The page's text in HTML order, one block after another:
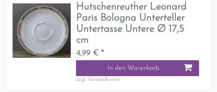
Hutschenreuther Leonard
Paris Bologna Unterteller
Untertasse Untere Ø 17,5
cm
4,99 € *
In den Warenkorb
zzgl. Versandkosten